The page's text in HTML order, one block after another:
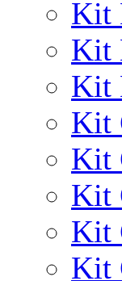
Kit
Kit
Kit
Kit
Kit
Kit
Kit
Kit